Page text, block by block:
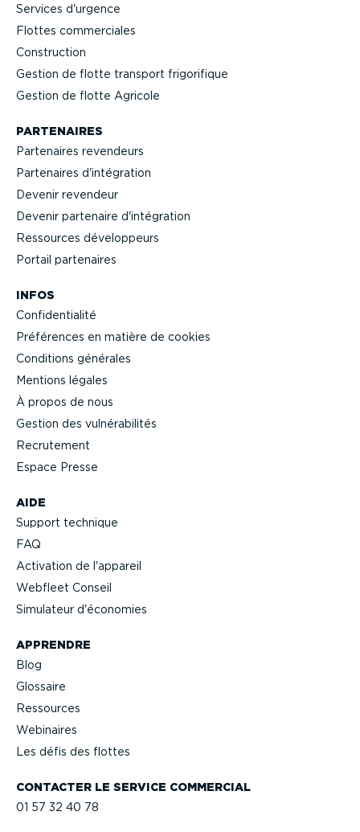
Services d'urgence
Flottes commer­ciales
Construction
Gestion de flotte transport frigo­ri­fique
Gestion de flotte Agricole
CONTACTER LE SERVICE COMMERCIAL
01 57 32 40 78
AIDE
Support technique
FAQ
Activation de l'appareil
Webfleet Conseil
Simulateur d'économies
APPRENDRE
Blog
Glossaire
Ressources
Webinaires
Les défis des flottes
PARTENAIRES
Partenaires revendeurs
Partenaires d'intégration
Devenir revendeur
Devenir partenaire d'intégration
Ressources dévelop­peurs
Portail partenaires
INFOS
Confi­den­tialité
Préférences en matière de cookies
Conditions générales
Mentions légales
À propos de nous
Gestion des vulné­ra­bi­lités
Recrutement
Espace Presse